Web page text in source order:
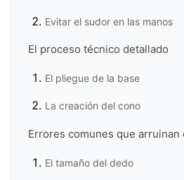
Evitar el sudor en las manos
El proceso técnico detallado
El pliegue de la base
La creación del cono
Errores comunes que arruinan
El tamaño del dedo